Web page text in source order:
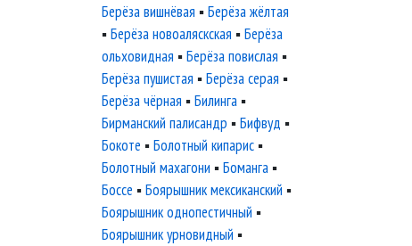
Берёза вишнёвая ▪Берёза жёлтая
▪Берёза новоаляскская ▪Берёза
ольховидная ▪Берёза повислая ▪
Берёза пушистая ▪Берёза серая ▪
Берёза чёрная ▪Билинга ▪
Бирманский палисандр ▪Бифвуд ▪
Бокоте ▪Болотный кипарис ▪
Болотный махагони ▪Боманга ▪
Боссе ▪Боярышник мексиканский ▪
Боярышник однопестичный ▪
Боярышник урновидный ▪